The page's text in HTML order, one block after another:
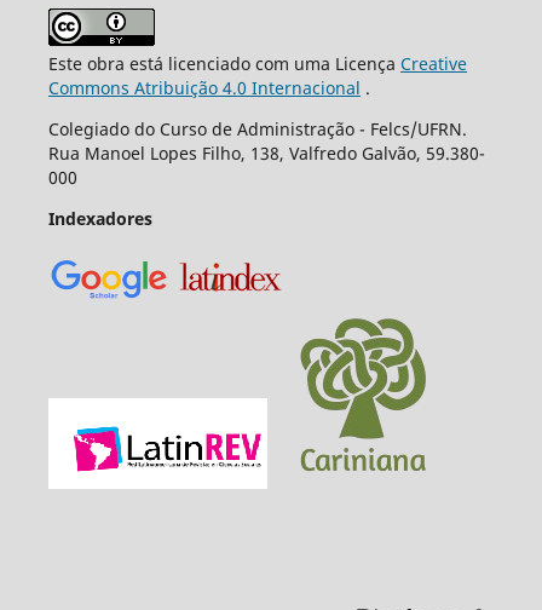
Este obra está licenciado com uma Licença Creative
Commons Atribuição 4.0 Internacional .
Colegiado do Curso de Administração - Felcs/UFRN.
Rua Manoel Lopes Filho, 138, Valfredo Galvão, 59.380-
000
Indexadores